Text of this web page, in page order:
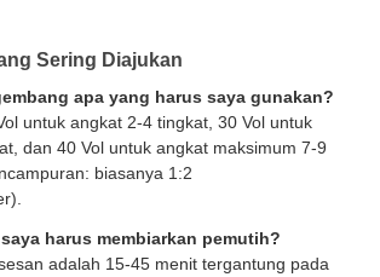
Sering Diajukan
apa yang harus saya gunakan?
untuk angkat 2-4 tingkat, 30 Vol untuk
dan 40 Vol untuk angkat maksimum 7-9
biasanya 1:2
harus membiarkan pemutih?
adalah 15-45 menit tergantung pada